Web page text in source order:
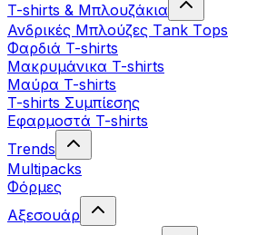
T-shirts & Μπλουζάκια
Ανδρικές Mπλούζες Τank Τops
Φαρδιά T-shirts
Μακρυμάνικα T-shirts
Μαύρα T-shirts
T-shirts Συμπίεσης
Εφαρμοστά T-shirts
Trends
Multipacks
Φόρμες
Αξεσουάρ